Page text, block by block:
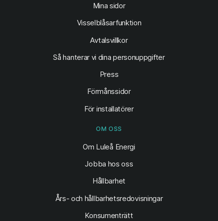
Mina sidor(öppnas i ny flik)
Visselblåsarfunktion
Avtalsvillkor
Så hanterar vi dina personuppgifter
Press
Förmånssidor
För installatörer
OM OSS
Om Luleå Energi
Jobba hos oss
Hållbarhet
Års- och hållbarhetsredovisningar
Konsumenträtt